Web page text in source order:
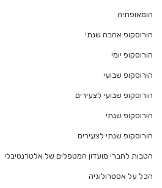
הומאופתיה
הורוסקופ אהבה שנתי
הורוסקופ יומי
הורוסקופ שבועי
הורוסקופ שבועי לצעירים
הורוסקופ שנתי
הורוסקופ שנתי לצעירים
הטבות לחברי מועדון המטפלים של אלטרנטיבלי
הכל על אסטרולוגיה